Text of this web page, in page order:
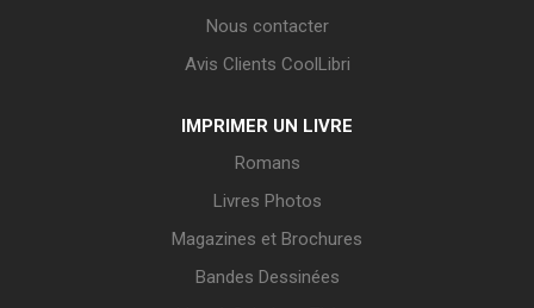
Nous contacter
Avis Clients CoolLibri
IMPRIMER UN LIVRE
Romans
Livres Photos
Magazines et Brochures
Bandes Dessinées